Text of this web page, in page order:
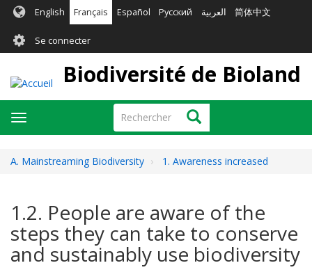
Aller
contenu
principal
English Français Español Русский العربية 简体中文
User
account
menu
Se connecter
Biodiversité de Bioland
Rechercher Rechercher
Toggle
navigation
A. Mainstreaming Biodiversity 1. Awareness increased
1.2. People are aware of the
steps they can take to conserve
and sustainably use biodiversity